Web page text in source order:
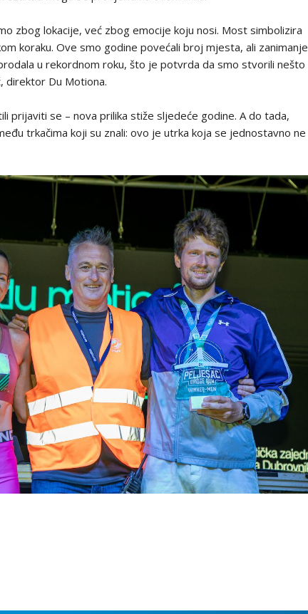
zbog lokacije, već zbog emocije koju nosi. Most simbolizira
koraku. Ove smo godine povećali broj mjesta, ali zanimanje
u rekordnom roku, što je potvrda da smo stvorili nešto
direktor Du Motiona.
prijaviti se – nova prilika stiže sljedeće godine. A do tada,
trkačima koji su znali: ovo je utrka koja se jednostavno ne